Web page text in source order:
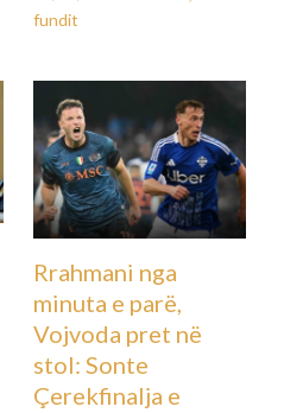
fundit
Rrahmani nga
minuta e parë,
Vojvoda pret në
stol: Sonte
Çerekfinalja e